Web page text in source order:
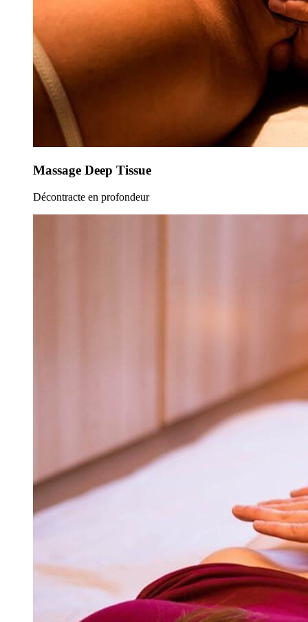
Massage Deep Tissue
Décontracte en profondeur